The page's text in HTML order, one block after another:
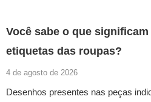
Você sabe o que
etiquetas das roupas?
4 de agosto de 2026
Desenhos presentes nas peças